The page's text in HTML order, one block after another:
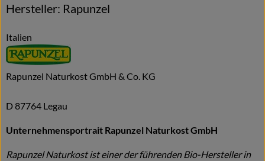
Hersteller: Rapunzel
Italien
Rapunzel Naturkost GmbH & Co. KG
D 87764 Legau
Unternehmensportrait Rapunzel Naturkost GmbH
Rapunzel Naturkost ist einer der führenden Bio-Hersteller in